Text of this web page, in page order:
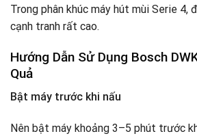
Trong phân khúc máy hút mùi Serie 4,
cạnh tranh rất cao.
Hướng Dẫn Sử Dụng Bosch
Quả
Bật máy trước khi nấu
Nên bật máy khoảng 3–5 phút trước